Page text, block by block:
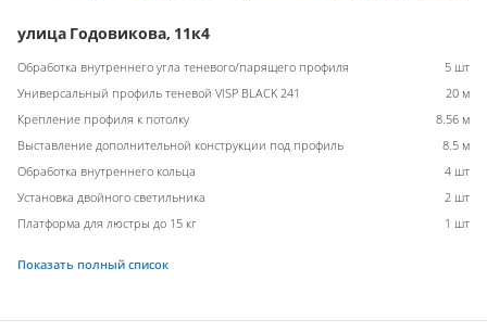
улица Годовикова, 11к4
Обработка внутреннего угла теневого/парящего профиля
5 шт
Универсальный профиль теневой VISP BLACK 241
20 м
Крепление профиля к потолку
8.56 м
Выставление дополнительной конструкции под профиль
8.5 м
Обработка внутреннего кольца
4 шт
Установка двойного светильника
2 шт
Платформа для люстры до 15 кг
1 шт
Показать полный список